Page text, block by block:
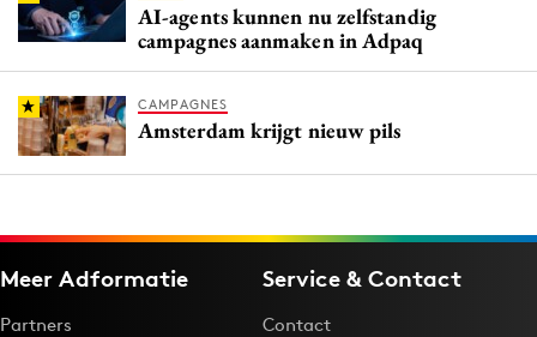
AI-agents kunnen nu zelfstandig
campagnes aanmaken in Adpaq
CAMPAGNES
Amsterdam krijgt nieuw pils
Meer Adformatie
Partners
Service & Contact
Contact